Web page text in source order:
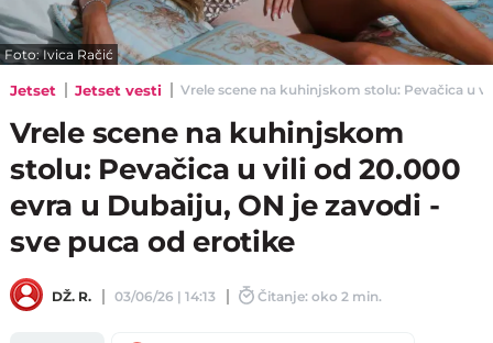
Foto: Ivica Račić
Jetset Jetset vesti Vrele scene na kuhinjskom stolu: Pevačica u
Vrele scene na kuhinjskom
stolu: Pevačica u vili od 20.000
evra u Dubaiju, ON je zavodi -
sve puca od erotike
DŽ. R. 03/06/26 | 14:13 Čitanje: oko 2 min.